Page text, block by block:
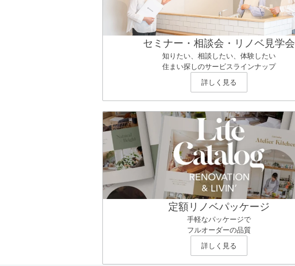
セミナー・相談会・リノベ見学会
知りたい、相談したい、体験したい
住まい探しのサービスラインナップ
詳しく見る
定額リノベパッケージ
手軽なパッケージで
フルオーダーの品質
詳しく見る